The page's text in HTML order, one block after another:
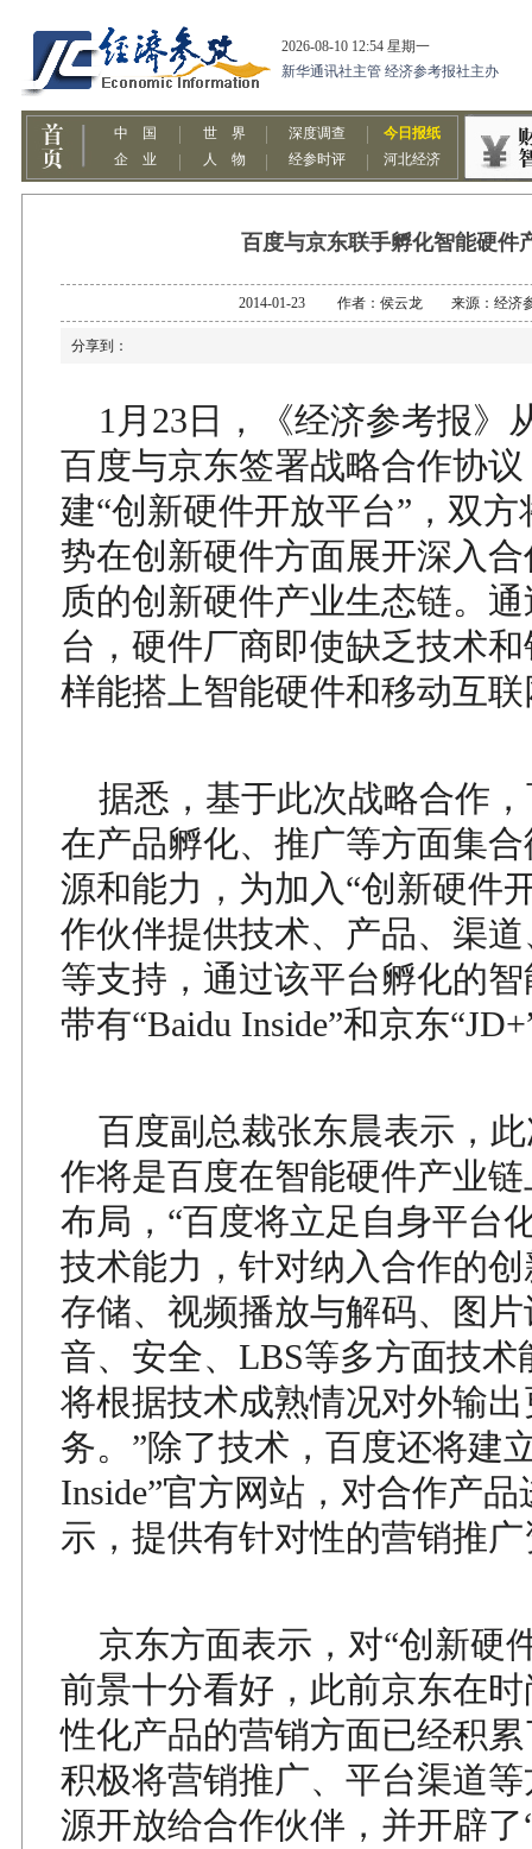
百度与京东联手孵化智能硬件
2014-01-23 作者：侯云龙 来源：经济
分享到：
1月23日，《经济参考报》
百度与京东签署战略合作协
建“创新硬件开放平台”，双
势在创新硬件方面展开深入
质的创新硬件产业生态链。
台，硬件厂商即使缺乏技术
样能搭上智能硬件和移动互
据悉，基于此次战略合作
在产品孵化、推广等方面集
源和能力，为加入“创新硬件
作伙伴提供技术、产品、渠
等支持，通过该平台孵化的
带有“Baidu Inside”和京东
百度副总裁张东晨表示，
作将是百度在智能硬件产业
布局，“百度将立足自身平台
技术能力，针对纳入合作的
存储、视频播放与解码、图
音、安全、LBS等多方面技术
将根据技术成熟情况对外输
务。”除了技术，百度还将建
Inside”官方网站，对合作产
示，提供有针对性的营销推
京东方面表示，对“创新硬
前景十分看好，此前京东在
性化产品的营销方面已经积
积极将营销推广、平台渠道
源开放给合作伙伴，并开辟了